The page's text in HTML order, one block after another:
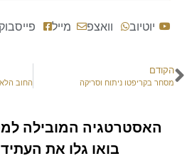
יוטיוב וואצפ מייל
הקודם
מסחר בקריפטו ניתוח וסריקה
האסטרטגיה המובילה
בואו גלו את